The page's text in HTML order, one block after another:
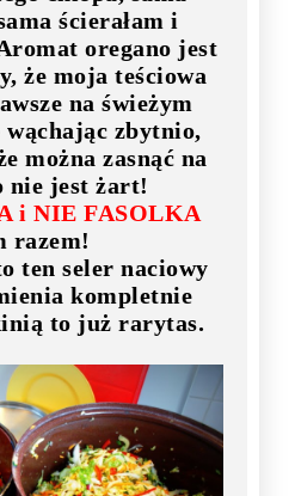
ścierałam i
oregano jest
że moja teściowa
na świeżym
zbytnio,
można zasnąć na
nie jest żart!
i NIE FASOLKA
razem!
ten seler naciowy
kompletnie
to już rarytas.